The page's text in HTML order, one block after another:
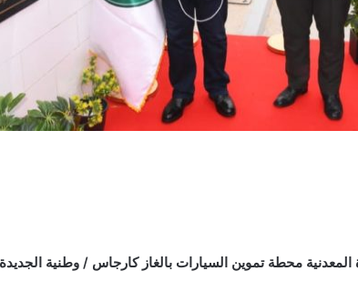
المعدنية محطة تموين السيارات بالغاز كارجاس / وطنية